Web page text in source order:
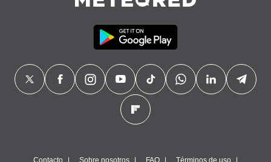
Contacto Sobre nosotros FAQ Términos de uso